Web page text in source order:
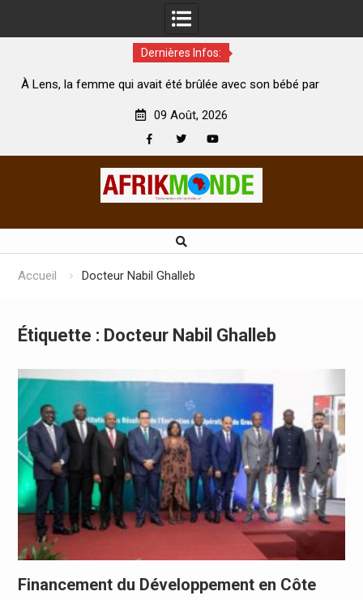
Dernières Infos:
avait été brûlée avec son bébé par
Coopération: Le
09 Août, 2026
Accueil Docteur Nabil Ghalleb
Étiquette : Docteur Nabil Ghalleb
Financement du Développement en Côte